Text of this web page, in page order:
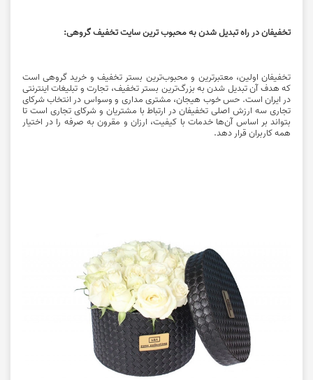
تخفیفان در راه تبدیل شدن به محبوب ترین سایت تخفیف گروهی:
تخفیفان اولین، معتبرترین و محبوب‌ترین بستر تخفیف و خرید گروهی است
که هدف آن تبدیل شدن به بزرگ‌ترین بستر تخفیف، تجارت و تبلیغات اینترنتی
در ایران است. حس خوب هیجان، مشتری مداری و وسواس در انتخاب شرکای
تجاری‌ سه ارزش اصلی تخفیفان در ارتباط با مشتریان و شرکای تجاری است تا
بتواند بر اساس آن‌ها خدمات با کیفیت، ارزان و مقرون به صرفه را در اختیار
همه کاربران قرار دهد.